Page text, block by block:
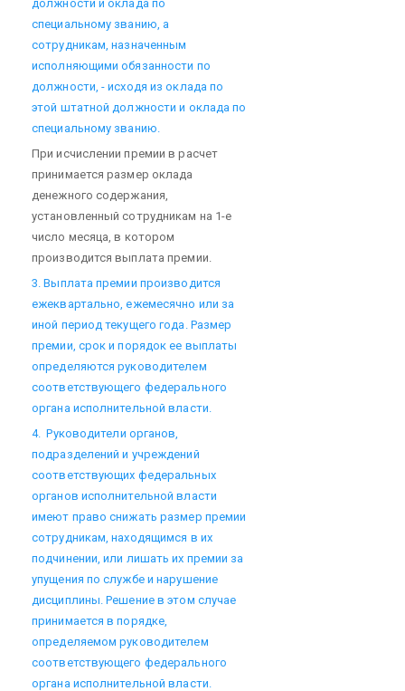
должности и оклада по
специальному званию, а
сотрудникам, назначенным
исполняющими обязанности по
должности, - исходя из оклада по
этой штатной должности и оклада по
специальному званию.
При исчислении премии в расчет
принимается размер оклада
денежного содержания,
установленный сотрудникам на 1-е
число месяца, в котором
производится выплата премии.
3. Выплата премии производится
ежеквартально, ежемесячно или за
иной период текущего года. Размер
премии, срок и порядок ее выплаты
определяются руководителем
соответствующего федерального
органа исполнительной власти.
4. Руководители органов,
подразделений и учреждений
соответствующих федеральных
органов исполнительной власти
имеют право снижать размер премии
сотрудникам, находящимся в их
подчинении, или лишать их премии за
упущения по службе и нарушение
дисциплины. Решение в этом случае
принимается в порядке,
определяемом руководителем
соответствующего федерального
органа исполнительной власти.